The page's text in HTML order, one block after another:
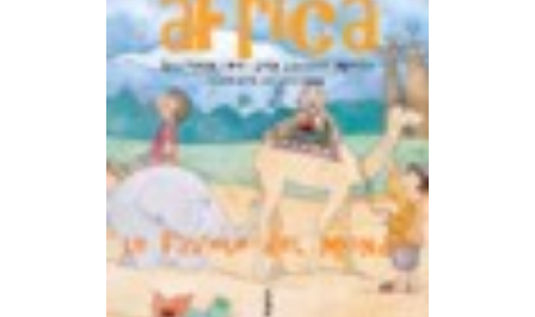
LEGGI TUTTO